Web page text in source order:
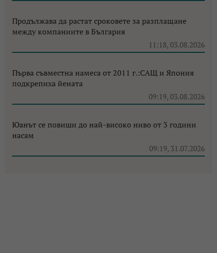
Продължава да растат сроковете за разплащане
между компаниите в България
11:18, 03.08.2026
Първа съвместна намеса от 2011 г.:САЩ и Япония
подкрепиха йената
09:19, 03.08.2026
Юанът се повиши до най-високо ниво от 3 години
насам
09:19, 31.07.2026